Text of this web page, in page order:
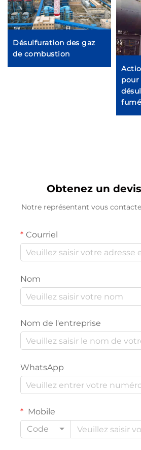
Désulfuration des gaz
de combustion
pour
Obtenez un
Notre représentant vous
Courriel
Nom
Nom de l'entreprise
WhatsApp
Mobile
Code